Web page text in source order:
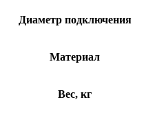
Диаметр подключения
Материал
Вес, кг